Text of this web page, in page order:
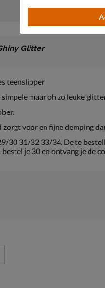
Glitter
teenslipper
maar oh zo leuke
voor en fijne demping
30 31/32 33/34. De te
je 30 en ontvang je de